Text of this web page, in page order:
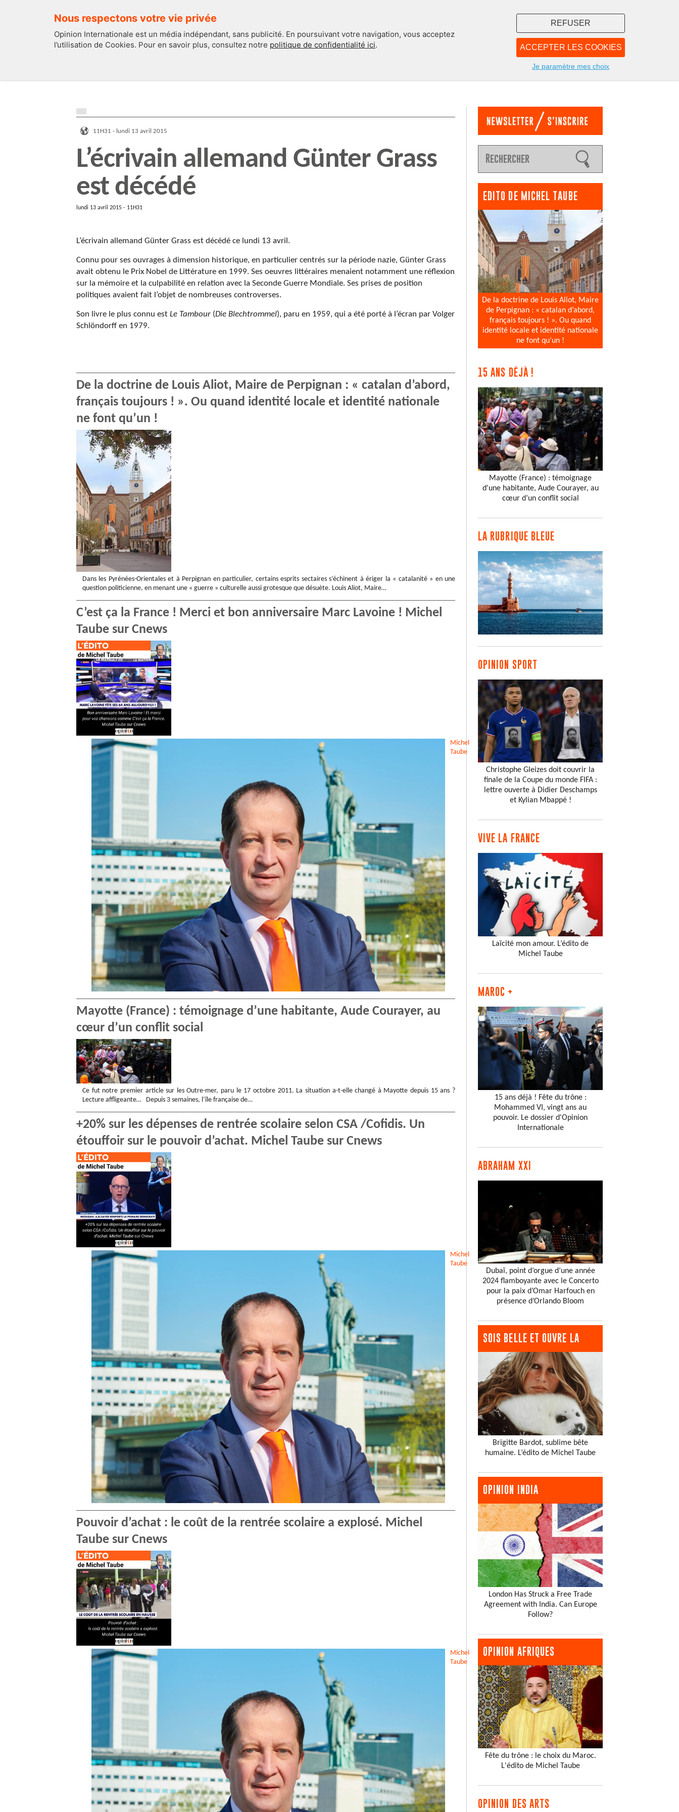
Nous respectons votre vie privée
Opinion Internationale est un média indépendant, sans publicité. En poursuivant votre navigation, vous acceptez
l’utilisation de Cookies. Pour en savoir plus, consultez notre politique de confidentialité ici. ACCEPTER LES COOKIES
REFUSER
Je paramètre mes choix
NOUS
11H31 - lundi 13 avril 2015
L’écrivain allemand Günter Grass
est décédé
lundi 13 avril 2015 - 11H31
L’écrivain allemand Günter Grass est décédé ce lundi 13 avril.
Connu pour ses ouvrages à dimension historique, en particulier centrés sur la période nazie, Günter Grass
avait obtenu le Prix Nobel de Littérature en 1999. Ses oeuvres littéraires menaient notamment une réflexion
sur la mémoire et la culpabilité en relation avec la Seconde Guerre Mondiale. Ses prises de position
politiques avaient fait l’objet de nombreuses controverses.
Son livre le plus connu est Le Tambour (Die Blechtrommel), paru en 1959, qui a été porté à l’écran par Volger
Schlöndorff en 1979.
De la doctrine de Louis Aliot, Maire de Perpignan : « catalan d’abord,
français toujours ! ». Ou quand identité locale et identité nationale
ne font qu’un !
Dans les Pyrénées-Orientales et à Perpignan en particulier, certains esprits sectaires s’échinent à ériger la « catalanité » en une
question politicienne, en menant une « guerre » culturelle aussi grotesque que désuète. Louis Aliot, Maire…
C’est ça la France ! Merci et bon anniversaire Marc Lavoine ! Michel
Taube sur Cnews
Michel
Taube
Mayotte (France) : témoignage d’une habitante, Aude Courayer, au
cœur d’un conflit social
Ce fut notre premier article sur les Outre-mer, paru le 17 octobre 2011. La situation a-t-elle changé à Mayotte depuis 15 ans ?
Lecture affligeante… Depuis 3 semaines, l’île française de…
+20% sur les dépenses de rentrée scolaire selon CSA /Cofidis. Un
étouffoir sur le pouvoir d’achat. Michel Taube sur Cnews
Michel
Taube
Pouvoir d’achat : le coût de la rentrée scolaire a explosé. Michel
Taube sur Cnews
Michel
Taube
EDITO DE MICHEL TAUBE
De la doctrine de Louis Aliot, Maire
de Perpignan : « catalan d’abord,
français toujours ! ». Ou quand
identité locale et identité nationale
ne font qu’un !
15 ANS DÉJÀ !
Mayotte (France) : témoignage
d'une habitante, Aude Courayer, au
cœur d’un conflit social
LA RUBRIQUE BLEUE
OPINION SPORT
Christophe Gleizes doit couvrir la
finale de la Coupe du monde FIFA :
lettre ouverte à Didier Deschamps
et Kylian Mbappé !
VIVE LA FRANCE
Laïcité mon amour. L’édito de
Michel Taube
MAROC +
15 ans déjà ! Fête du trône :
Mohammed VI, vingt ans au
pouvoir. Le dossier d'Opinion
Internationale
ABRAHAM XXI
Dubaï, point d’orgue d’une année
2024 flamboyante avec le Concerto
pour la paix d’Omar Harfouch en
présence d’Orlando Bloom
SOIS BELLE ET OUVRE LA
Brigitte Bardot, sublime bête
humaine. L’édito de Michel Taube
OPINION INDIA
London Has Struck a Free Trade
Agreement with India. Can Europe
Follow?
OPINION AFRIQUES
Fête du trône : le choix du Maroc.
L'édito de Michel Taube
OPINION DES ARTS